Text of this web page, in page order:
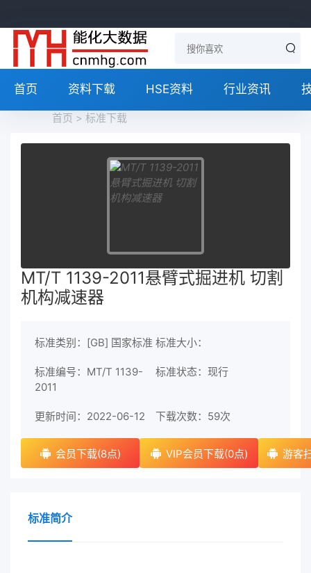
首页 资料下载 HSE资料 行业资讯
首页 > 标准下载
MT/T 1139-2011悬臂式掘进机 切割
机构减速器
标准类别：[GB] 国家标准 标准大小：
标准编号：MT/T 1139-
2011
标准状态：现行
更新时间：2022-06-12 下载次数： 59次
会员下载(8点) VIP会员下载(0点) 游客
标准简介